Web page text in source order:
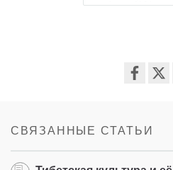
СВЯЗАННЫЕ СТАТЬИ